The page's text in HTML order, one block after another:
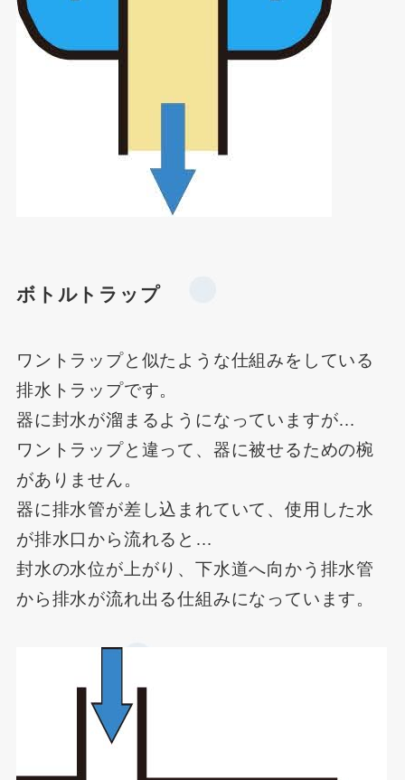
ボトルトラップ
ワントラップと似たような仕組みをしている
排水トラップです。
器に封水が溜まるようになっていますが…
ワントラップと違って、器に被せるための椀
がありません。
器に排水管が差し込まれていて、使用した水
が排水口から流れると…
封水の水位が上がり、下水道へ向かう排水管
から排水が流れ出る仕組みになっています。